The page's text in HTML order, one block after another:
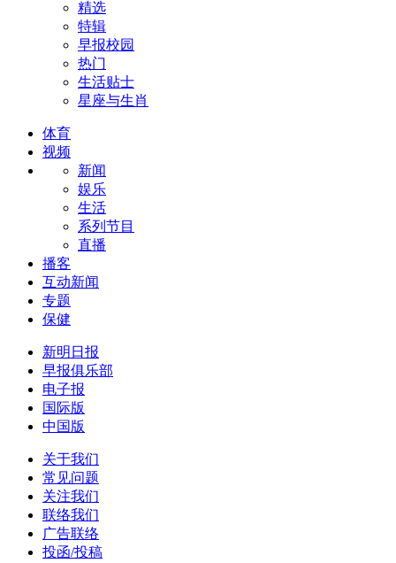
精选
特辑
早报校园
热门
生活贴士
星座与生肖
体育
视频
新闻
娱乐
生活
系列节目
直播
播客
互动新闻
专题
保健
新明日报
早报俱乐部
电子报
国际版
中国版
关于我们
常见问题
关注我们
联络我们
广告联络
投函/投稿